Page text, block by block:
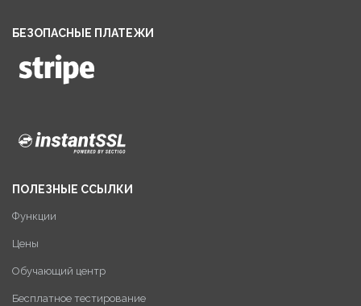
БЕЗОПАСНЫЕ ПЛАТЕЖИ
ПОЛЕЗНЫЕ ССЫЛКИ
Функции
Цены
Обучающий центр
Бесплатное тестирование